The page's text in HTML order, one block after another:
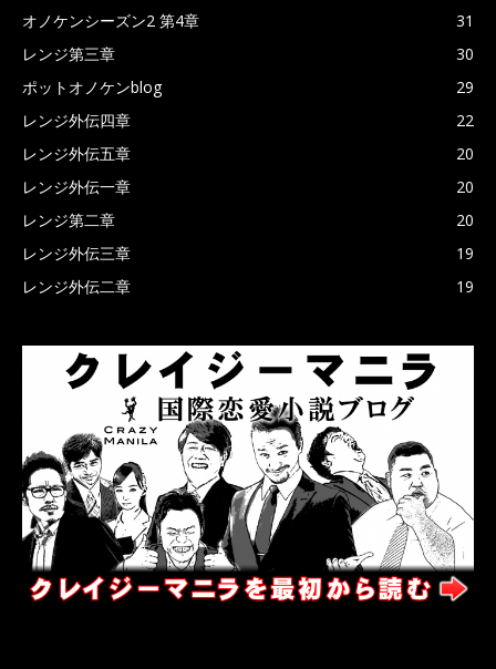
オノケンシーズン2 第4章
31
レンジ第三章
30
ポットオノケンblog
29
レンジ外伝四章
22
レンジ外伝五章
20
レンジ外伝一章
20
レンジ第二章
20
レンジ外伝三章
19
レンジ外伝二章
19